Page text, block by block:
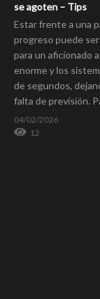
se agoten – Tips
Estar frente a una
progreso puede
para un aficionado
enorme y los
de segundos,
falta de previsión.
04/02/2026
12